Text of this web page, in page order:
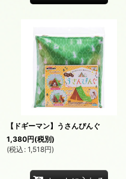
【ドギーマン】うさんぴんぐ
1,380円(税別)
(税込 : 1,518円)